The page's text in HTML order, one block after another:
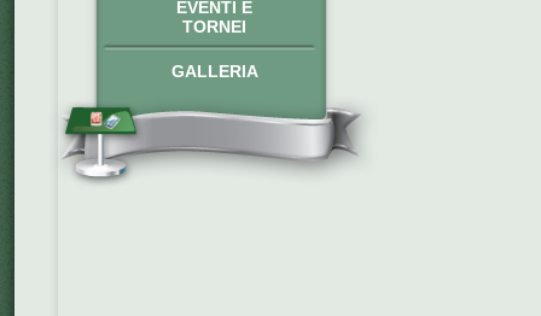
EVENTI E
TORNEI
GALLERIA